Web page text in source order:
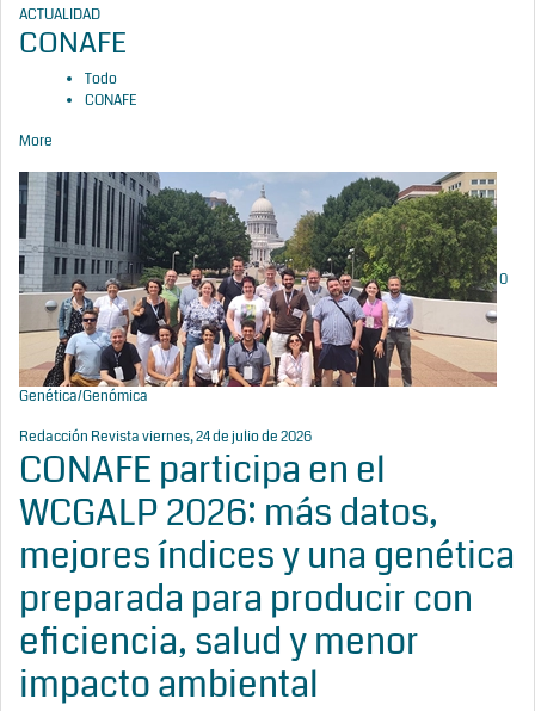
ACTUALIDAD
CONAFE
Todo
CONAFE
More
0
Genética/Genómica
Redacción Revistaviernes, 24 de julio de 2026
CONAFE participa en el
WCGALP 2026: más datos,
mejores índices y una genética
preparada para producir con
eficiencia, salud y menor
impacto ambiental